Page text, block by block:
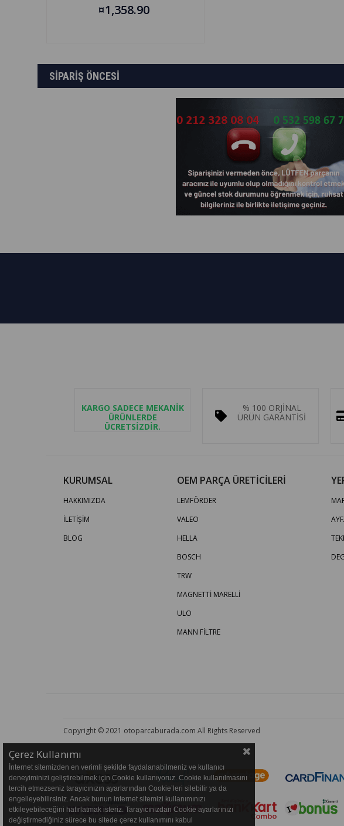
¤1,358.90
SİPARİŞ ÖNCESİ
KARGO SADECE MEKANİK
ÜRÜNLERDE
ÜCRETSİZDİR.
% 100 ORJİNAL
ÜRÜN GARANTİSİ
KURUMSAL
HAKKIMIZDA
İLETİŞİM
BLOG
OEM PARÇA ÜRETİCİLERİ
LEMFÖRDER
VALEO
HELLA
BOSCH
TRW
MAGNETTİ MARELLİ
ULO
MANN FİLTRE
Copyright © 2021 otoparcaburada.com All Rights Reserved
Çerez Kullanımı
İnternet sitemizden en verimli şekilde faydalanabilmeniz ve kullanıcı
deneyiminizi geliştirebilmek için Cookie kullanıyoruz. Cookie kullanılmasını
tercih etmezseniz tarayıcınızın ayarlarından Cookie’leri silebilir ya da
engelleyebilirsiniz. Ancak bunun internet sitemizi kullanımınızı
etkileyebileceğini hatırlatmak isteriz. Tarayıcınızdan Cookie ayarlarınızı
değiştirmediğiniz sürece bu sitede çerez kullanımını kabul